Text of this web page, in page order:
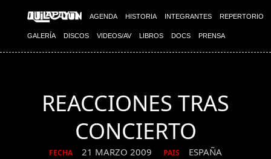
AGENDA HISTORIA INTEGRANTES REPERTORIO
GALERÍA DISCOS VIDEOS/AV LIBROS DOCS PRENSA
REACCIONES TRAS
CONCIERTO
FECHA 21 MARZO 2009 PAIS ESPAÑA